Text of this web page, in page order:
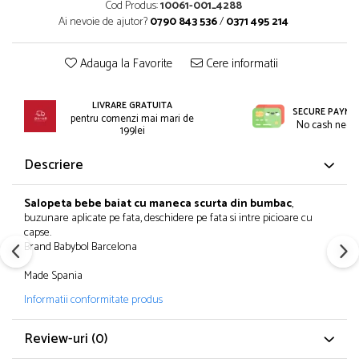
Pantaloni scurti/sorturi
Pijamale
Set 2/3 piese maneca lunga
Trening / Pantaloni sport
Tricouri maneca scurta
Colanti/Pantaloni sport
Costume baie/Accesorii plaja
Geci primavara
Hanorace/Jachete jersey
Incaltaminte
Palarii/Sepci vara
Pantaloni scurti/fuste/salopete
Paturici/Prosoape baie
Blugi/Pantaloni lungi
Caciuli/Seturi iarna
Colanti/Pantaloni sport
Fuste
Geci iarna/Veste
Haina blana/Paltoane
Incaltaminte
Pijamale
Pulovere/Bolero tricot
Rochite maneca lunga
Set 2/3 piese maneca lunga
Trening/Pantaloni sport
Tricouri maneca lunga
Cod Produs:10061-001_4288
Ai nevoie de ajutor?0790 843 536/0371 495 214
Adauga la Favorite Cere informatii
LIVRARE GRATUITA
pentru comenzi mai mari de
199lei
SECURE
No cash
Descriere
Salopeta bebe baiat cu maneca scurta din bumbac,
buzunare aplicate pe fata, deschidere pe fata si intre picioare cu
capse.
Brand Babybol Barcelona
Made Spania
Informatii conformitate produs
Review-uri (0)